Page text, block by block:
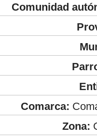
Comunidad
Comarca:
Zona: